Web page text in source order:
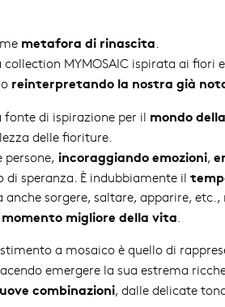
metafora di rinascita.
collection MYMOSAIC ispirata ai fiori
reinterpretando la nostra già nota
fonte di ispirazione per il mondo
delle fioriture.
persone, incoraggiando emozioni,
speranza. È indubbiamente il
anche sorgere, saltare, apparire,
momento migliore della vita.
a mosaico è quello di
emergere la sua estrema
combinazioni, dalle delicate